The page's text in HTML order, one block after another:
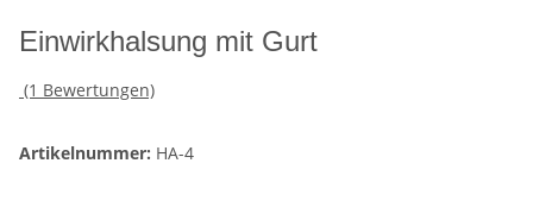
Einwirkhalsung mit Gurt
(1 Bewertungen)
Artikelnummer: HA-4